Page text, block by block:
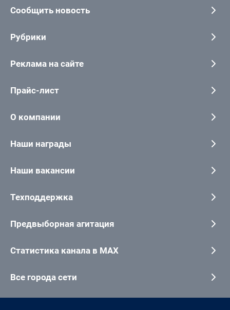
Сообщить новость
Рубрики
Реклама на сайте
Прайс-лист
О компании
Наши награды
Наши вакансии
Техподдержка
Предвыборная агитация
Статистика канала в MAX
Все города сети